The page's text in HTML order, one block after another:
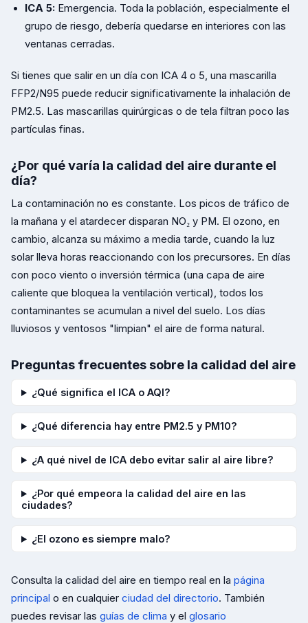
ICA 5: Emergencia. Toda la población, especialmente el
grupo de riesgo, debería quedarse en interiores con las
ventanas cerradas.
Si tienes que salir en un día con ICA 4 o 5, una mascarilla
FFP2/N95 puede reducir significativamente la inhalación de
PM2.5. Las mascarillas quirúrgicas o de tela filtran poco las
partículas finas.
¿Por qué varía la calidad del aire durante el
día?
La contaminación no es constante. Los picos de tráfico de
la mañana y el atardecer disparan NO₂ y PM. El ozono, en
cambio, alcanza su máximo a media tarde, cuando la luz
solar lleva horas reaccionando con los precursores. En días
con poco viento o inversión térmica (una capa de aire
caliente que bloquea la ventilación vertical), todos los
contaminantes se acumulan a nivel del suelo. Los días
lluviosos y ventosos "limpian" el aire de forma natural.
Preguntas frecuentes sobre la calidad del aire
¿Qué significa el ICA o AQI?
¿Qué diferencia hay entre PM2.5 y PM10?
¿A qué nivel de ICA debo evitar salir al aire libre?
¿Por qué empeora la calidad del aire en las
ciudades?
¿El ozono es siempre malo?
Consulta la calidad del aire en tiempo real en la página
principal o en cualquier ciudad del directorio. También
puedes revisar las guías de clima y el glosario